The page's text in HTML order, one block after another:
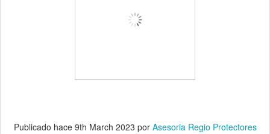
Publicado hace 9th March 2023 por Asesoria Regio Protectores